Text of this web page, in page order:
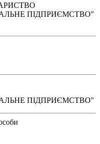
ПІДПРИЄМСТВО"
ПІДПРИЄМСТВО"